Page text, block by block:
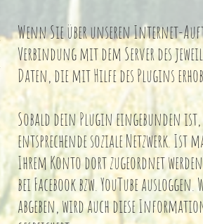
Wenn Sie über unseren Internet-
Verbindung mit dem Server des
Daten, die mit Hilfe des Plugins
Sobald dein Plugin eingebunden
entsprechende soziale Netzwerk. Ist
Ihrem Konto dort zugeordnet
bei Facebook bzw. YouTube
abgeben, wird auch diese